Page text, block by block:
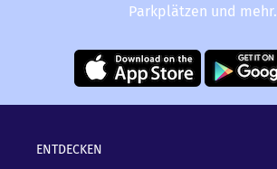
Parkplätzen und mehr.
ENTDECKEN